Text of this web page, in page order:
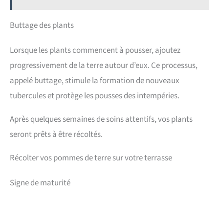
Buttage des plants
Lorsque les plants commencent à pousser, ajoutez
progressivement de la terre autour d’eux. Ce processus,
appelé buttage, stimule la formation de nouveaux
tubercules et protège les pousses des intempéries.
Après quelques semaines de soins attentifs, vos plants
seront prêts à être récoltés.
Récolter vos pommes de terre sur votre terrasse
Signe de maturité